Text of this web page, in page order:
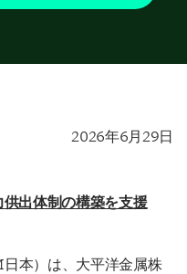
2026年6月29日
出体制の構築を支援
本）は、大平洋金属株